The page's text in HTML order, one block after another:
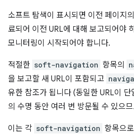
소프트 탐색이 표시되면 이전 페이지
료되어 이전 URL에 대해 보고되어야
모니터링이 시작되어야 합니다.
적절한 soft-navigation 항목의
을 보고할 새 URL이 포함되고
유한 참조가 됩니다 (동일한 URL이
의 수명 동안 여러 번 방문될 수 있으
이는 각 soft-navigation 항목으